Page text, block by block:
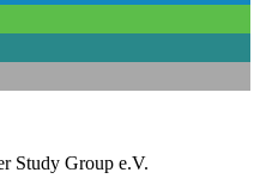
Study Group e.V.